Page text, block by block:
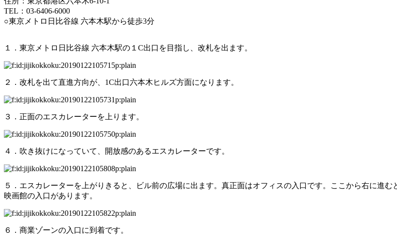
TEL：03-6406-6000
○東京メトロ日比谷線 六本木駅から徒歩3分
１．東京メトロ日比谷線 六本木駅の１C出口を目指し、改札を出ます。
２．改札を出て直進方向が、1C出口六本木ヒルズ方面になります。
３．正面のエスカレーターを上ります。
４．吹き抜けになっていて、開放感のあるエスカレーターです。
５．エスカレーターを上がりきると、ビル前の広場に出ます。真正面はオフィスの入口です。ここから右に進
映画館の入口があります。
６．商業ゾーンの入口に到着です。